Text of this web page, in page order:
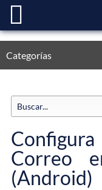
Categorías
Correo
(Android)